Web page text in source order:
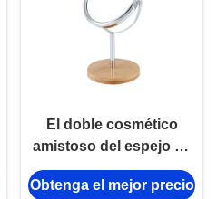
El doble cosmético
amistoso del espejo de
la tabla de Eco echa a
un lado bambú de
Obtenga el mejor precio